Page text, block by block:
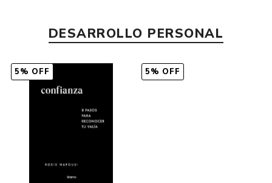
DESARROLLO PERSONAL
5% OFF 5% OFF